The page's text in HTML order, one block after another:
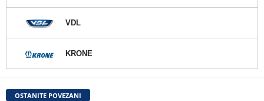
VDL
KRONE
OSTANITE POVEZANI